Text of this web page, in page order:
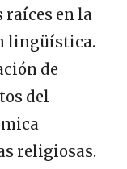
en la
lingüística.
de
del
religiosas.